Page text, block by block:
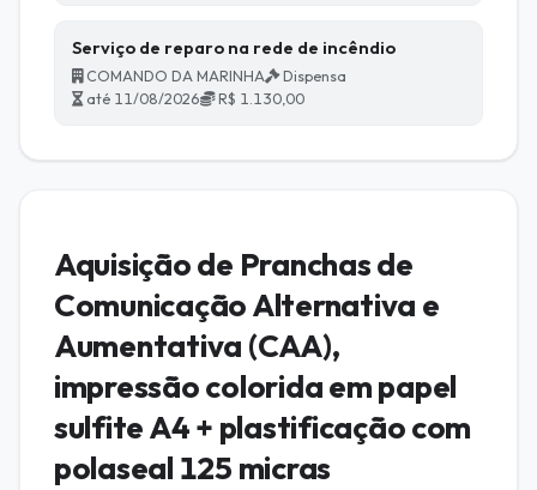
Serviço de reparo na rede de incêndio
COMANDO DA MARINHA
Dispensa
até 11/08/2026
R$ 1.130,00
Aquisição de Pranchas de
Comunicação Alternativa e
Aumentativa (CAA),
impressão colorida em papel
sulfite A4 + plastificação com
polaseal 125 micras